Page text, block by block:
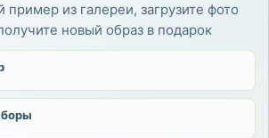
пример из галереи, загрузите фото
новый образ в подарок